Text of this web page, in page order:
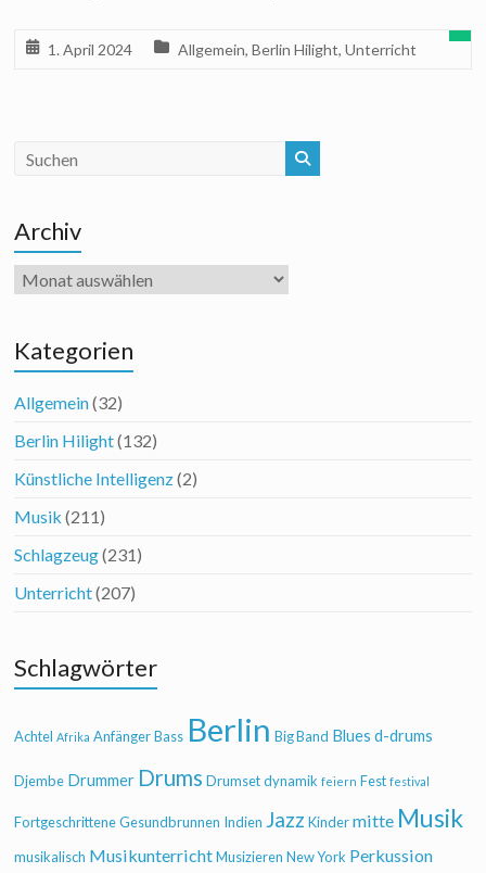
1. April 2024 Allgemein,Berlin Hilight,Unterricht
Archiv
Archiv
Kategorien
Allgemein(32)
Berlin Hilight(132)
Künstliche Intelligenz(2)
Musik (211)
Schlagzeug(231)
Unterricht(207)
Schlagwörter
Achtel Afrika Anfänger Bass Berlin Big Band Blues d-drums
Djembe Drummer Drums Drumset dynamik feiern Fest festival
Fortgeschrittene Gesundbrunnen Indien Jazz Kinder mitte Musik
musikalisch Musikunterricht Musizieren New York Perkussion